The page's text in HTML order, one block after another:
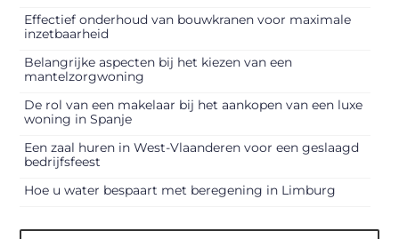
Effectief onderhoud van bouwkranen voor maximale
inzetbaarheid
Belangrijke aspecten bij het kiezen van een
mantelzorgwoning
De rol van een makelaar bij het aankopen van een luxe
woning in Spanje
Een zaal huren in West-Vlaanderen voor een geslaagd
bedrijfsfeest
Hoe u water bespaart met beregening in Limburg